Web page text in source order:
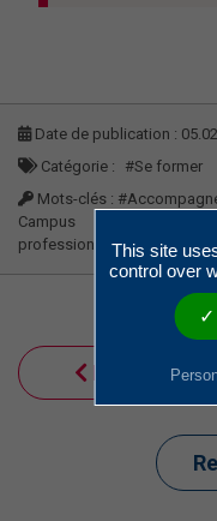
Date de publication :
Catégorie :
#Se former
Mots-clés :
Campus
professionnelle
Précédent
This site
control over
✓